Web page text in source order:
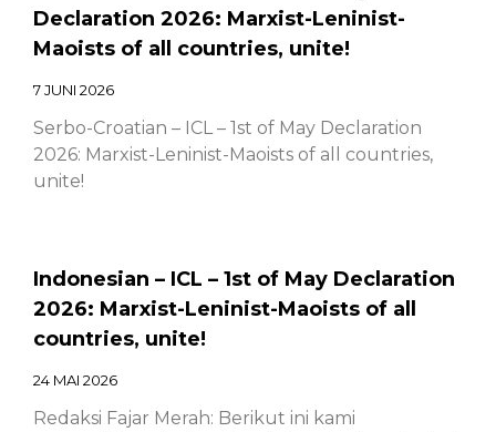
Declaration 2026: Marxist-Leninist-
Maoists of all countries, unite!
7 JUNI 2026
Serbo-Croatian – ICL – 1st of May Declaration
2026: Marxist-Leninist-Maoists of all countries,
unite!
Indonesian – ICL – 1st of May Declaration
2026: Marxist-Leninist-Maoists of all
countries, unite!
24 MAI 2026
Redaksi Fajar Merah: Berikut ini kami